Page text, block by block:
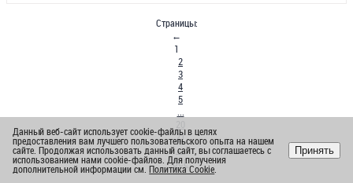
Страницы:
←
1
2
3
4
5
21
→
ВСЕ
Данный веб-сайт использует cookie-файлы в целях
предоставления вам лучшего пользовательского опыта на нашем
сайте. Продолжая использовать данный сайт, вы соглашаетесь с
использованием нами cookie-файлов. Для получения
дополнительной информации см.Политика Cookie
Принять